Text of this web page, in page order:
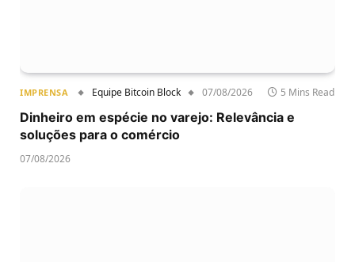
IMPRENSA Equipe Bitcoin Block 07/08/2026 5 Mins Read
Dinheiro em espécie no varejo: Relevância e
soluções para o comércio
07/08/2026